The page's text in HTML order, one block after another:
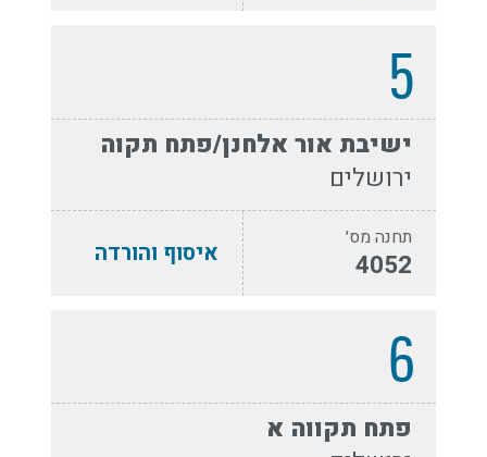
5
ישיבת אור אלחנן/פתח תקוה
ירושלים
תחנה מס׳
4052 איסוף והורדה
6
פתח תקווה א